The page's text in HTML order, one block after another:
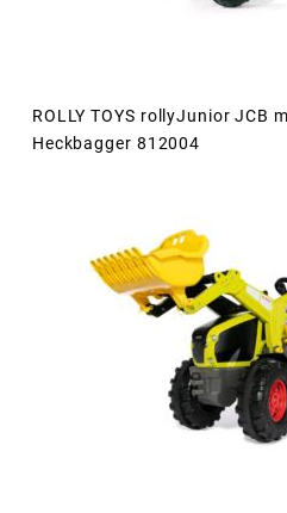
ROLLY TOYS rollyJunior JCB
Heckbagger 812004